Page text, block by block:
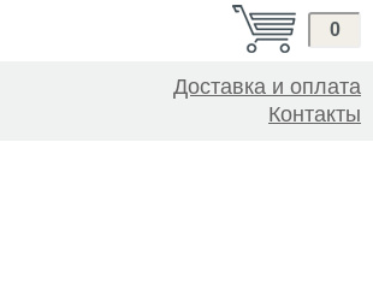
0
Доставка и оплата
Контакты